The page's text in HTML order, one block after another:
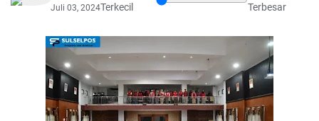
Juli 03, 2024Terkecil
Terbesar